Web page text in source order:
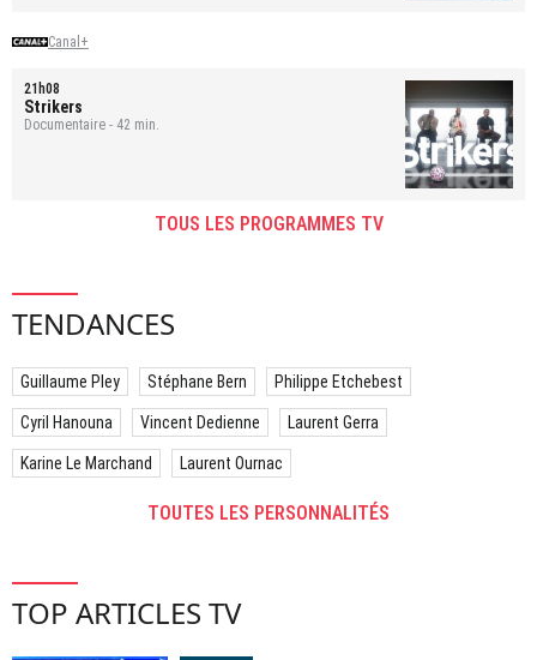
Canal+
21h08
Strikers
Documentaire - 42 min.
TOUS LES PROGRAMMES TV
TENDANCES
Guillaume Pley Stéphane Bern Philippe Etchebest
Cyril Hanouna Vincent Dedienne Laurent Gerra
Karine Le Marchand Laurent Ournac
TOUTES LES PERSONNALITÉS
TOP ARTICLES TV